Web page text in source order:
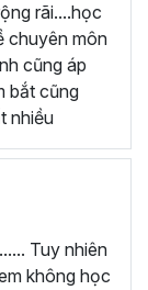
việc.
các công cụ
nhân được
làm việc lên
viên sẽ có cơ
vào ĐĂNG
là xong.
tớikhóa học
rãi....học
chuyên môn
cũng áp
bắt cũng
nhiều
Tuy nhiên
không học